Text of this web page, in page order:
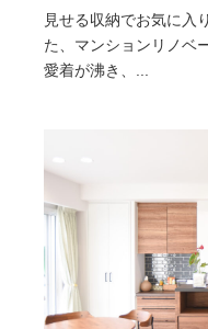
見せる収納でお気に入
た、マンションリノベ
愛着が沸き、...